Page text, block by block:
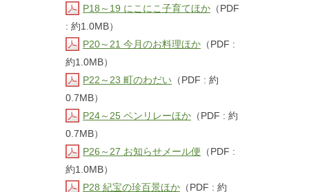
P18～19 にこにこ子育てほか （PDF
: 約1.0MB）
P20～21 今月のお料理ほか （PDF :
約1.0MB）
P22～23 町のわだい （PDF : 約
0.7MB）
P24～25 ペンリレーほか （PDF : 約
0.7MB）
P26～27 お知らせメール便 （PDF :
約1.0MB）
P28 紀宝の珍百景ほか （PDF : 約